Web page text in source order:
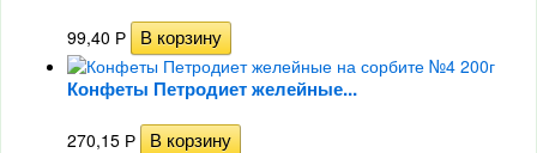
99,40 Р
Конфеты Петродиет желейные...
270,15 Р